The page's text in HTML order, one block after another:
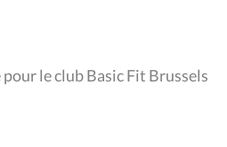
le club Basic Fit Brussels